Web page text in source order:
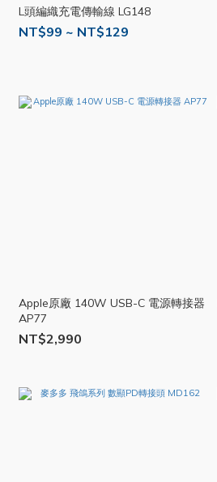
L頭編織充電傳輸線 LG148
NT$99 ~ NT$129
Apple原廠 140W USB-C 電源轉接器
AP77
NT$2,990